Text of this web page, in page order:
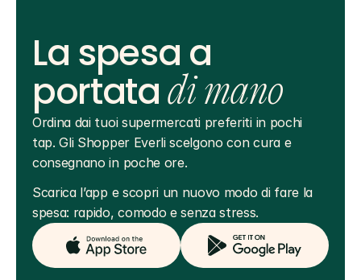
La spesa a
portatadi mano
Ordina dai tuoi supermercati preferiti in pochi
tap. Gli Shopper Everli scelgono con cura e
consegnano in poche ore.
Scarica l’app e scopri un nuovo modo di fare la
spesa: rapido, comodo e senza stress.